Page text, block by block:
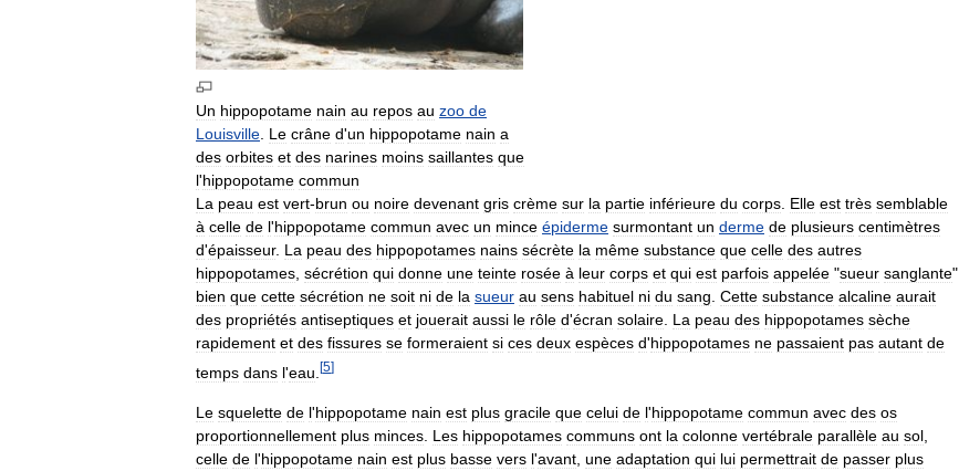
Un hippopotame nain au repos au zoo de
Louisville Le crâne d'un hippopotame nain a
des orbites et des narines moins saillantes que
l'hippopotame commun
La peau est vert-brun ou noire devenant gris crème sur la partie inférieure du corps Elle est très semblable
à celle de l'hippopotame commun avec un mince épiderme surmontant un derme de plusieurs centimètres
d'épaisseur. La peau des hippopotames nains sécrète la même substance que celle des autres
hippopotames sécrétion qui donne une teinte rosée à leur corps et qui est parfois appelée "sueur sanglante"
bien que cette sécrétion ne soit ni de la sueur au sens habituel ni du sang Cette substance alcaline aurait
des propriétés antiseptiques et jouerait aussi le rôle d'écran solaire La peau des hippopotames sèche
rapidement et des fissures se formeraient si ces deux espèces d'hippopotames ne passaient pas autant de
temps dans l'eau [5]
Le squelette de l'hippopotame nain est plus gracile que celui de l'hippopotame commun avec des os
proportionnellement plus minces Les hippopotames communs ont la colonne vertébrale parallèle au sol
celle de l'hippopotame nain est plus basse vers l'avant une adaptation qui lui permettrait de passer plus